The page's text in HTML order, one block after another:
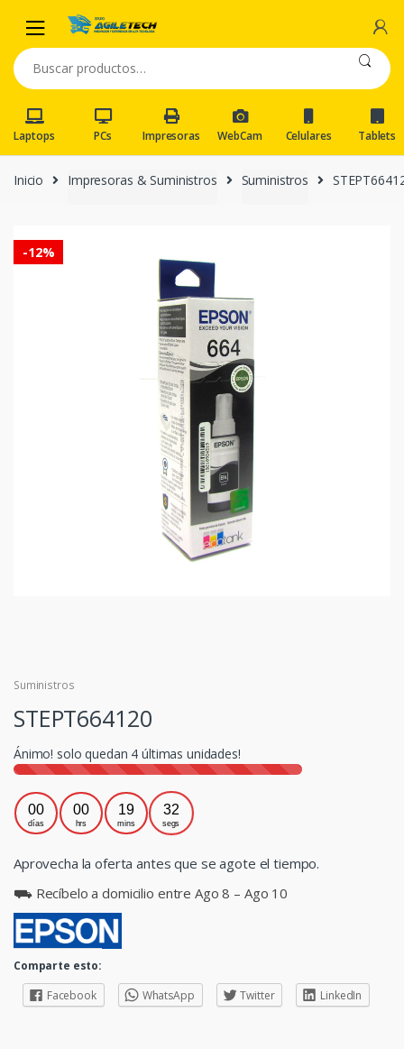
navigation
content
Buscar
por:
Laptops PCs Impresoras WebCam Celulares Tablets
Inicio Impresoras & Suministros Suministros
-12%
Suministros
STEPT664120
Ánimo! solo quedan 4 últimas unidades!
00
días
00
hrs
19
mins
32
segs
Aprovecha la oferta antes que se agote el tiempo.
⛟ Recíbelo a domicilio entre Ago 8 – Ago 10
Comparte esto:
Facebook
WhatsApp Twitter LinkedIn